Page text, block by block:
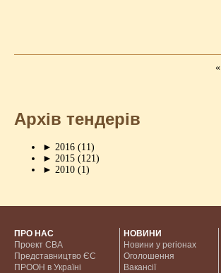
«
Архів тендерів
► 2016 (11)
► 2015 (121)
► 2010 (1)
ПРО НАС
Проект CBA
Представництво ЄС
ПРООН в Україні
НОВИНИ
Новини у регіонах
Оголошення
Вакансії